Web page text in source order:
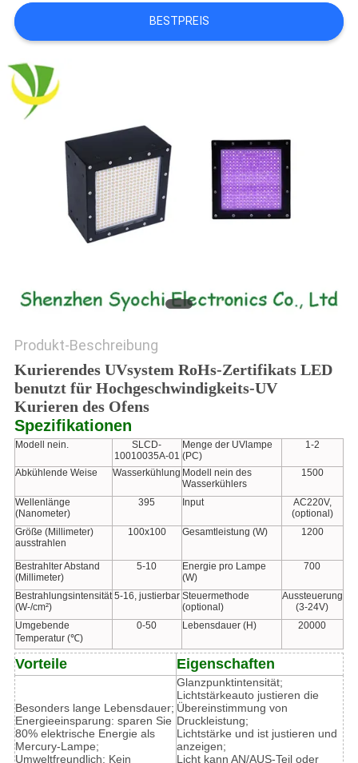
EIN
ZITAT
SITEMAP
PRIVACY
POLICY
BESTPREIS
Produkt-Beschreibung
Kurierendes UVsystem RoHs-Zertifikats LED
benutzt für Hochgeschwindigkeits-UV
Kurieren des Ofens
Spezifikationen
Modell nein.
SLCD-
10010035A-01
Menge der UVlampe
(PC)
1-2
Abkühlende Weise Wasserkühlung Modell nein des
Wasserkühlers
1500
Wellenlänge
(Nanometer)
395 Input
AC220V,
(optional)
Größe (Millimeter)
ausstrahlen
100x100 Gesamtleistung (W) 1200
Bestrahlter Abstand
(Millimeter)
5-10
Energie pro Lampe
(W)
700
Bestrahlungsintensität
(W-/cm²)
5-16, justierbar Steuermethode
(optional)
Aussteuerung
(3-24V)
Umgebende
Temperatur (℃)
0-50 Lebensdauer (H) 20000
Vorteile Eigenschaften
Besonders lange Lebensdauer;
Energieeinsparung: sparen Sie
80% elektrische Energie als
Mercury-Lampe;
Umweltfreundlich: Kein
Glanzpunktintensität;
Lichtstärkeauto justieren die
Übereinstimmung von
Druckleistung;
Lichtstärke und ist justieren und
anzeigen;
Licht kann AN/AUS-Teil oder